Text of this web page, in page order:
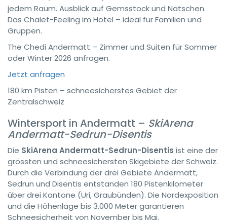
jedem Raum. Ausblick auf Gemsstock und Nätschen.
Das Chalet-Feeling im Hotel – ideal für Familien und
Gruppen.
The Chedi Andermatt – Zimmer und Suiten für Sommer
oder Winter 2026 anfragen.
Jetzt anfragen
180 km Pisten – schneesicherstes Gebiet der
Zentralschweiz
Wintersport in Andermatt – SkiArena
Andermatt-Sedrun-Disentis
Die SkiArena Andermatt-Sedrun-Disentis ist eine der
grössten und schneesichersten Skigebiete der Schweiz.
Durch die Verbindung der drei Gebiete Andermatt,
Sedrun und Disentis entstanden 180 Pistenkilometer
über drei Kantone (Uri, Graubünden). Die Nordexposition
und die Höhenlage bis 3.000 Meter garantieren
Schneesicherheit von November bis Mai.